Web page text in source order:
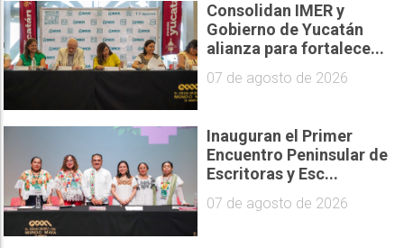
Consolidan IMER y
Gobierno de Yucatán
alianza para fortalece...
07 de agosto de 2026
Inauguran el Primer
Encuentro Peninsular de
Escritoras y Esc...
07 de agosto de 2026